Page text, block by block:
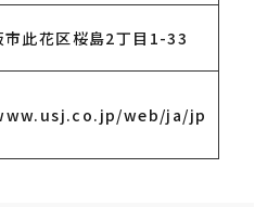
市此花区桜島2丁目1-33
web/ja/jp